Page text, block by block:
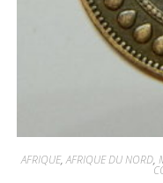
AFRIQUE,AFRIQUE DU NORD,